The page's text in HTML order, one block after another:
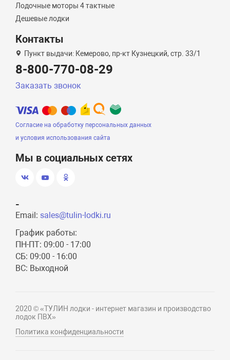
Лодочные моторы 4 тактные
Дешевые лодки
Контакты
Пункт выдачи: Кемерово, пр-кт Кузнецкий, стр. 33/1
8-800-770-08-29
Заказать звонок
Согласие на обработку персональных данных
и условия использования сайта
Мы в социальных сетях
-
Email: sales@tulin-lodki.ru
График работы:
ПН-ПТ: 09:00 - 17:00
СБ: 09:00 - 16:00
ВС: Выходной
2020 © «ТУЛИН лодки - интернет магазин и производство
лодок ПВХ»
Политика конфиденциальности